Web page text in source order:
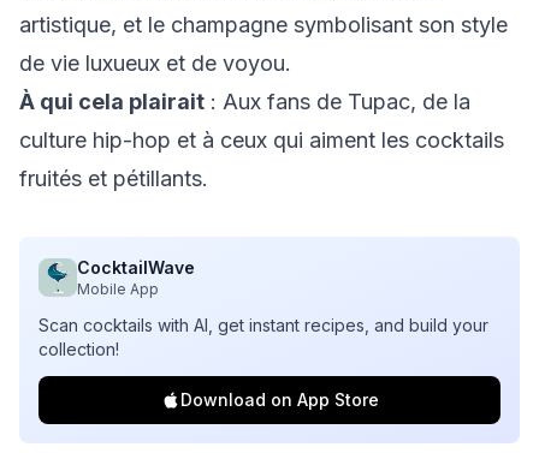
artistique, et le champagne symbolisant son style
de vie luxueux et de voyou.
À qui cela plairait : Aux fans de Tupac, de la
culture hip-hop et à ceux qui aiment les cocktails
fruités et pétillants.
CocktailWave
Mobile App
Scan cocktails with AI, get instant recipes, and build your
collection!
Download on App Store